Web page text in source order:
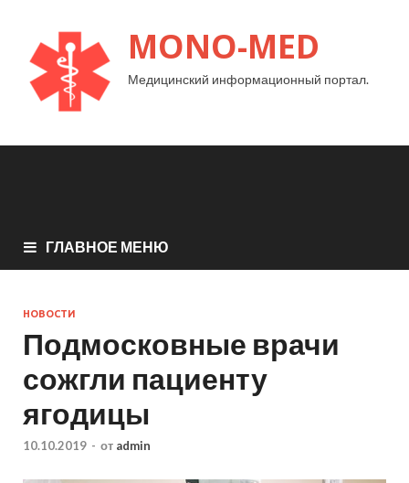
MONO-MED
Медицинский информационный портал.
ГЛАВНОЕ МЕНЮ
НОВОСТИ
Подмосковные врачи
сожгли пациенту
ягодицы
10.10.2019 - от admin